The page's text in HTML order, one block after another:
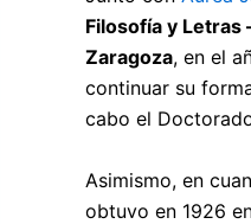
Filosofía y Letras
Zaragoza, en el
continuar su
cabo el
Asimismo, en
obtuvo en 1926